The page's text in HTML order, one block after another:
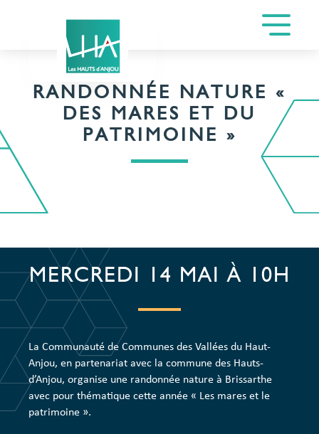
RANDONNÉE NATURE «
DES MARES ET DU
PATRIMOINE »
MERCREDI 14 MAI À 10H
La Communauté de Communes des Vallées du Haut-
Anjou, en partenariat avec la commune des Hauts-
d’Anjou, organise une randonnée nature à Brissarthe
avec pour thématique cette année « Les mares et le
patrimoine ».